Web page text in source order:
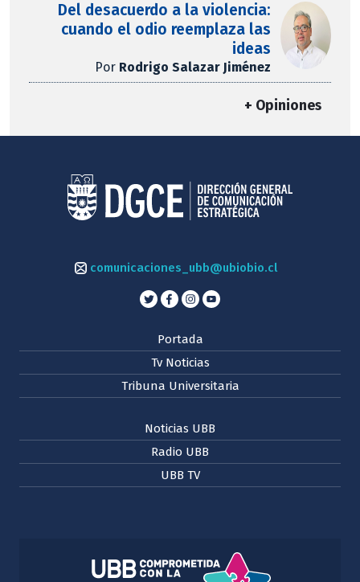
Del desacuerdo a la violencia:
cuando el odio reemplaza las
ideas
Por Rodrigo Salazar Jiménez
+ Opiniones
comunicaciones_ubb@ubiobio.cl
Portada
Tv Noticias
Tribuna Universitaria
Noticias UBB
Radio UBB
UBB TV